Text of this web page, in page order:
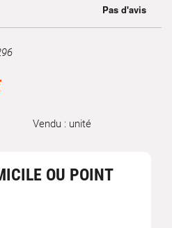
Vendu : unité
OU POINT